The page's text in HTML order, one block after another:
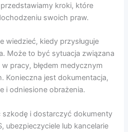
kroki, które
swoich praw.
wiedzieć, kiedy przysługuje
Może to być sytuacja związana
pracy, błędem medycznym
Konieczna jest dokumentacja,
i odniesione obrażenia.
szkodę i dostarczyć dokumenty
ubezpieczyciele lub kancelarie